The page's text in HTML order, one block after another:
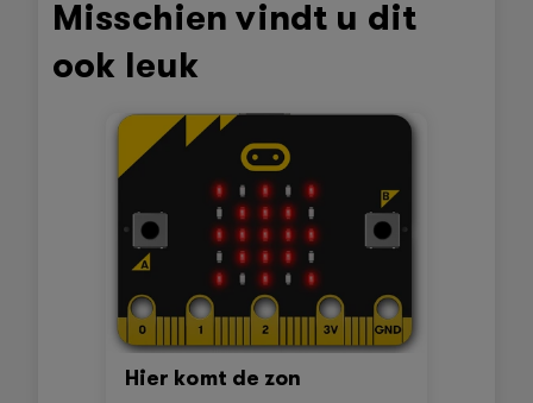
Misschien vindt u dit
ook leuk
Hier komt de zon